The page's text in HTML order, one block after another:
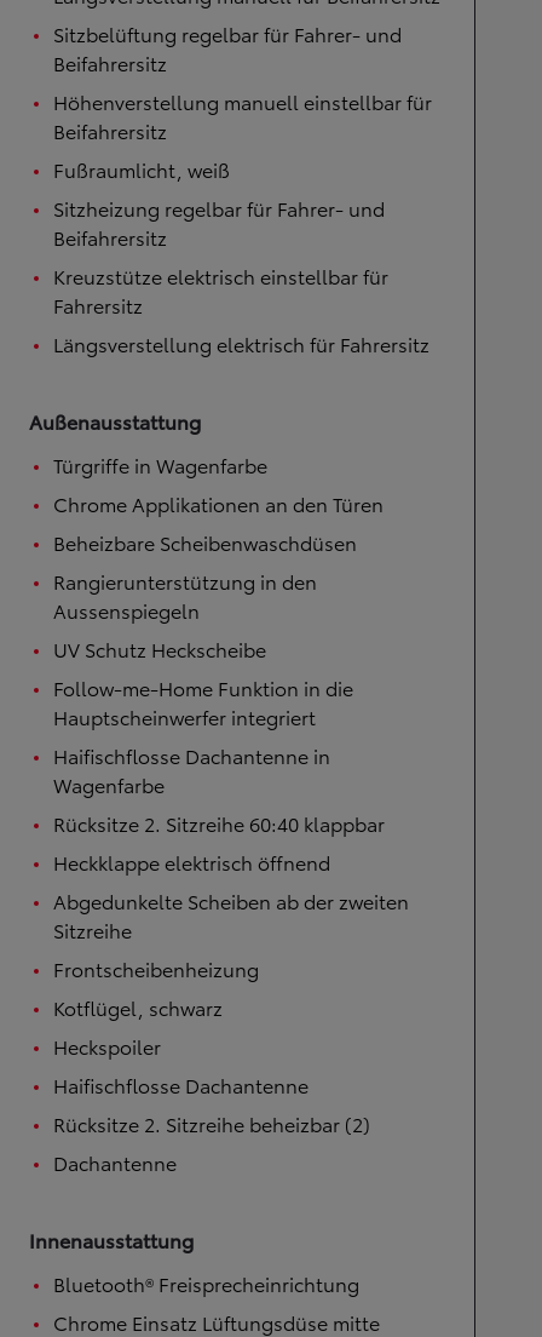
Sitzbelüftung regelbar für Fahrer- und
Beifahrersitz
Höhenverstellung manuell einstellbar für
Beifahrersitz
Fußraumlicht, weiß
Sitzheizung regelbar für Fahrer- und
Beifahrersitz
Kreuzstütze elektrisch einstellbar für
Fahrersitz
Längsverstellung elektrisch für Fahrersitz
Außenausstattung
Türgriffe in Wagenfarbe
Chrome Applikationen an den Türen
Beheizbare Scheibenwaschdüsen
Rangierunterstützung in den
Aussenspiegeln
UV Schutz Heckscheibe
Follow-me-Home Funktion in die
Hauptscheinwerfer integriert
Haifischflosse Dachantenne in
Wagenfarbe
Rücksitze 2. Sitzreihe 60:40 klappbar
Heckklappe elektrisch öffnend
Abgedunkelte Scheiben ab der zweiten
Sitzreihe
Frontscheibenheizung
Kotflügel, schwarz
Heckspoiler
Haifischflosse Dachantenne
Rücksitze 2. Sitzreihe beheizbar (2)
Dachantenne
Innenausstattung
Bluetooth® Freisprecheinrichtung
Chrome Einsatz Lüftungsdüse mitte